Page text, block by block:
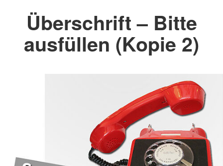
Überschrift – Bitte
ausfüllen (Kopie 2)